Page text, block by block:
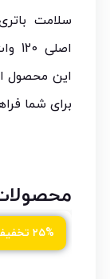
سلامت
این محصول
برای شما
۲۵% تخفیف!